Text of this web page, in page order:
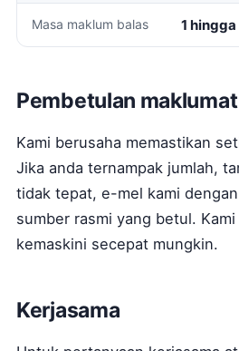
Masa maklum balas 1
Pembetulan maklumat
Kami berusaha memastikan
Jika anda ternampak jumlah,
tidak tepat, e-mel kami
sumber rasmi yang betul.
kemaskini secepat mungkin.
Kerjasama